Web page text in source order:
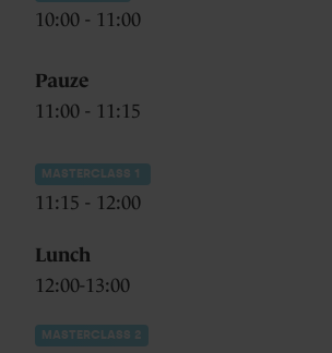
10:00 - 11:00
Pauze
11:00 - 11:15
MASTERCLASS 1
11:15 - 12:00
Lunch
12:00-13:00
MASTERCLASS 2